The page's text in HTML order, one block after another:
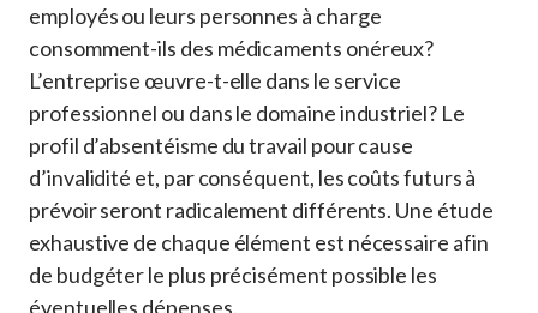
employés ou leurs personnes à charge
consomment-ils des médicaments onéreux?
L’entreprise œuvre-t-elle dans le service
professionnel ou dans le domaine industriel? Le
profil d’absentéisme du travail pour cause
d’invalidité et, par conséquent, les coûts futurs à
prévoir seront radicalement différents. Une étude
exhaustive de chaque élément est nécessaire afin
de budgéter le plus précisément possible les
éventuelles dépenses.